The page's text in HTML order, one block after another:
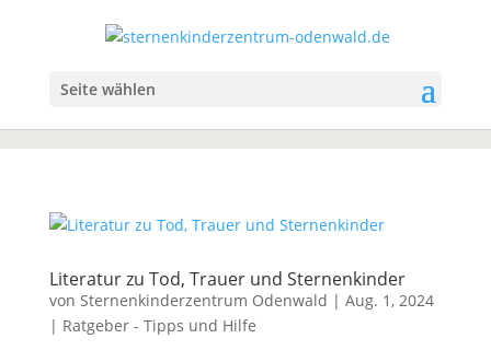
Seite wählen
Literatur zu Tod, Trauer und Sternenkinder
von Sternenkinderzentrum Odenwald | Aug. 1, 2024
| Ratgeber - Tipps und Hilfe